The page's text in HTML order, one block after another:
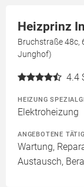
Heizprinz
Bruchstraße 48c,
Junghof)
4.4
HEIZUNG
Elektroheizung
ANGEBOTENE
Wartung,
Austausch,